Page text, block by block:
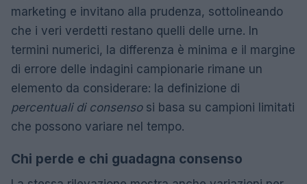
marketing e invitano alla prudenza, sottolineando
che i veri verdetti restano quelli delle urne. In
termini numerici, la differenza è minima e il margine
di errore delle indagini campionarie rimane un
elemento da considerare: la definizione di
percentuali di consensosi basa su campioni limitati
che possono variare nel tempo.
Chi perde e chi guadagna consenso